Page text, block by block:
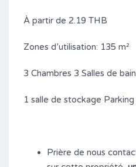
À partir de 2.19 THB
Zones d’utilisation: 135 m²
3 Chambres 3 Salles de
1 salle de stockage
Prière de nous